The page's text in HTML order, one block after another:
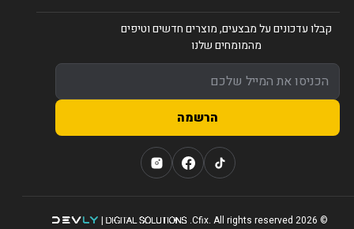
קבלו עדכונים על מבצעים, מוצרים חדשים וטיפים
מהמומחים שלנו
הרשמה
© 2026 Cfix. All rights reserved.